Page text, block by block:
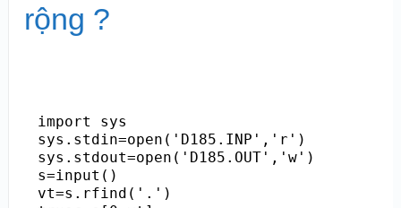
rộng ?
import sys
sys.stdin=open('D185.INP','r')
sys.stdout=open('D185.OUT','w')
s=input()
vt=s.rfind('.')